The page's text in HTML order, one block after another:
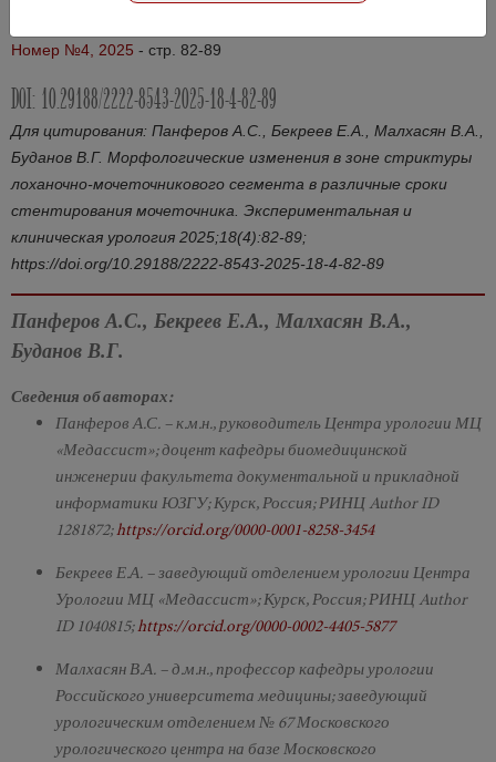
Номер №4, 2025 - стр. 82-89
DOI: 10.29188/2222-8543-2025-18-4-82-89
Для цитирования: Панферов А.С., Бекреев Е.А., Малхасян В.А.,
Буданов В.Г. Морфологические изменения в зоне стриктуры
лоханочно-мочеточникового сегмента в различные сроки
стентирования мочеточника. Экспериментальная и
клиническая урология 2025;18(4):82-89;
https://doi.org/10.29188/2222-8543-2025-18-4-82-89
Панферов А.С., Бекреев Е.А., Малхасян В.А.,
Буданов В.Г.
Сведения об авторах:
Панферов А.С. – к.м.н., руководитель Центра урологии МЦ
«Медассист»; доцент кафедры биомедицинской
инженерии факультета документальной и прикладной
информатики ЮЗГУ; Курск, Россия; РИНЦ Author ID
1281872;https://orcid.org/0000-0001-8258-3454
Бекреев Е.А. – заведующий отделением урологии Центра
Урологии МЦ «Медассист»; Курск, Россия; РИНЦ Author
ID 1040815;https://orcid.org/0000-0002-4405-5877
Малхасян В.А. – д.м.н., профессор кафедры урологии
Российского университета медицины; заведующий
урологическим отделением № 67 Московского
урологического центра на базе Московского